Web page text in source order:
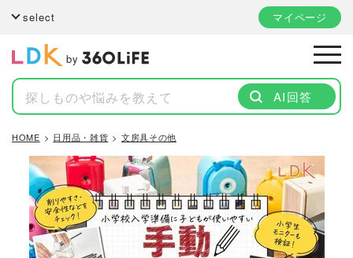
select マイページ
by
AI回答
HOME 日用品・雑貨 文房具その他